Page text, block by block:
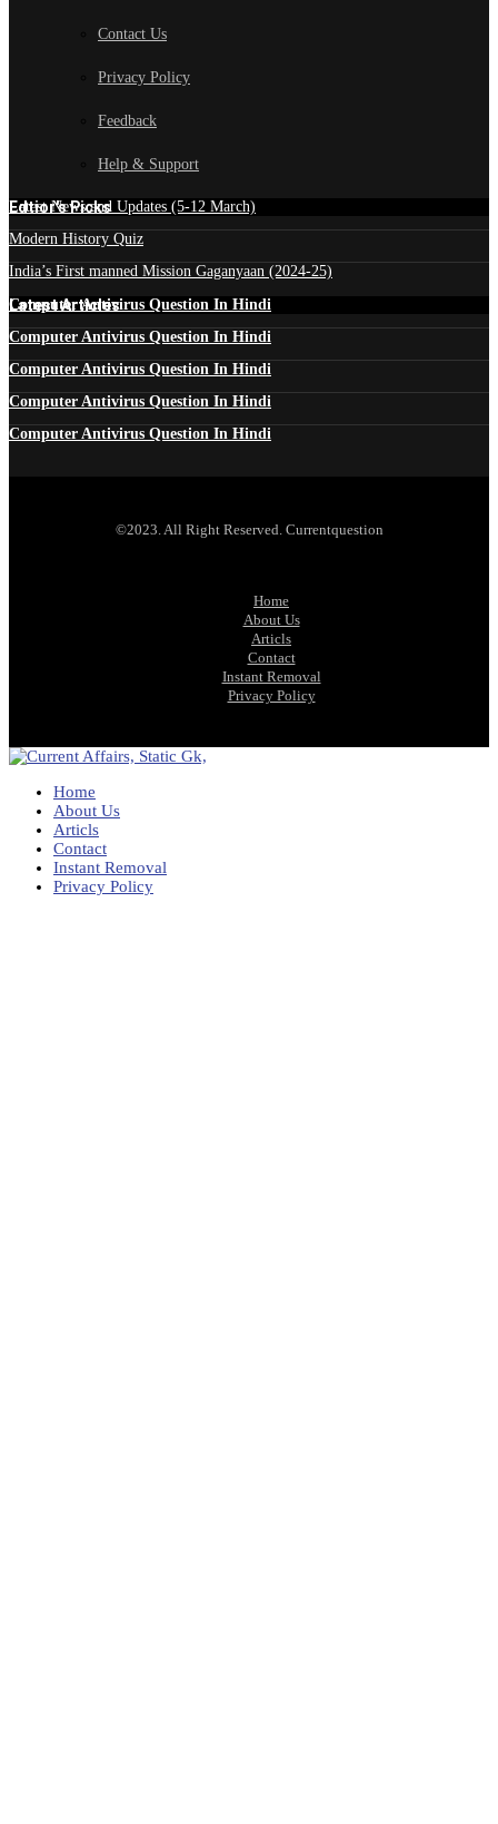
Contact Us
Privacy Policy
Feedback
Help & Support
Edtior's Picks
Latest News and Updates (5-12 March)
Modern History Quiz
India’s First manned Mission Gaganyaan (2024-25)
Latest Articles
Computer Antivirus Question In Hindi
Computer Antivirus Question In Hindi
Computer Antivirus Question In Hindi
Computer Antivirus Question In Hindi
Computer Antivirus Question In Hindi
©2023. All Right Reserved. Currentquestion
Home
About Us
Articls
Contact
Instant Removal
Privacy Policy
Home
About Us
Articls
Contact
Instant Removal
Privacy Policy